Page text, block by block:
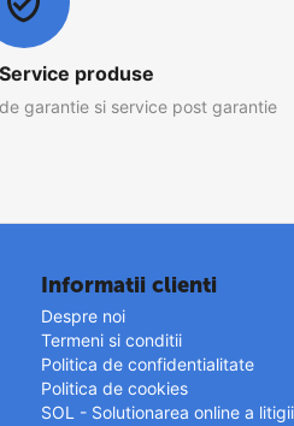
produse
garantie si service post garantie
Informatii clienti
Despre noi
Termeni si conditii
Politica de confidentialitate
Politica de cookies
SOL - Solutionarea online a